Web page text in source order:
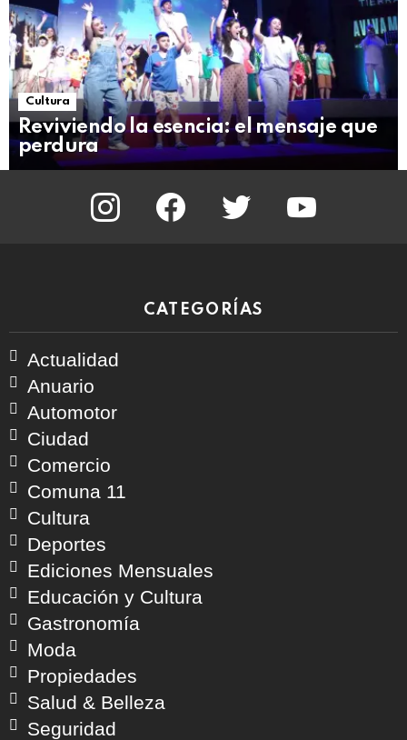
Cultura
Reviviendo la esencia: el mensaje que
perdura
instagram facebook twitter
CATEGORÍAS
Actualidad
Anuario
Automotor
Ciudad
Comercio
Comuna 11
Cultura
Deportes
Ediciones Mensuales
Educación y Cultura
Gastronomía
Moda
Propiedades
Salud & Belleza
Seguridad